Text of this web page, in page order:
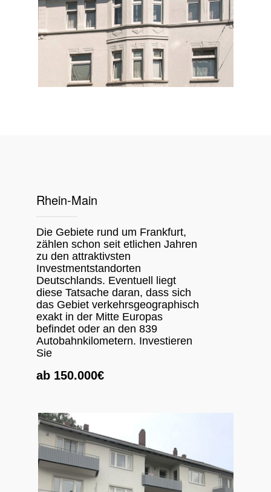
Rhein-Main
Die Gebiete rund um Frankfurt,
zählen schon seit etlichen Jahren
zu den attraktivsten
Investmentstandorten
Deutschlands. Eventuell liegt
diese Tatsache daran, dass sich
das Gebiet verkehrsgeographisch
exakt in der Mitte Europas
befindet oder an den 839
Autobahnkilometern. Investieren
Sie
ab 150.000€